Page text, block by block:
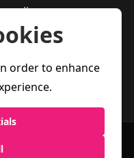
melhor.
order to enhance